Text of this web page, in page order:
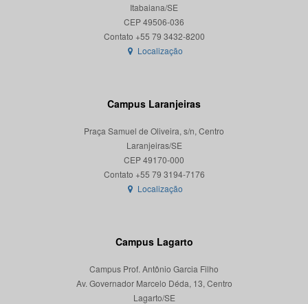
Itabaiana/SE
CEP 49506-036
Localização
Campus Laranjeiras
Praça Samuel de Oliveira, s/n, Centro
Laranjeiras/SE
CEP 49170-000
Localização
Campus Lagarto
Campus Prof. Antônio Garcia Filho
Av. Governador Marcelo Déda, 13, Centro
Lagarto/SE